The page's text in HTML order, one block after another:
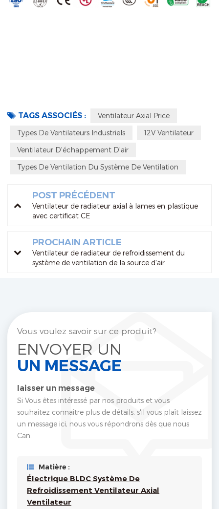
TAGS ASSOCIÉS : Ventilateur Axial Price
Types De Ventilateurs Industriels 12V Ventilateur
Ventilateur D'échappement D'air
Types De Ventilation Du Système De Ventilation
POST PRÉCÉDENT
Ventilateur de radiateur axial à lames en plastique
avec certificat CE
PROCHAIN ARTICLE
Ventilateur de radiateur de refroidissement du
système de ventilation de la source d'air
Vous voulez savoir sur ce produit?
ENVOYER UN
UN MESSAGE
laisser un message
Si Vous êtes intéressé par nos produits et vous
souhaitez connaître plus de détails, s'il vous plaît laissez
un message ici, nous vous répondrons dès que nous
Can.
Matière :
Électrique BLDC Système De
Refroidissement Ventilateur Axial
Ventilateur